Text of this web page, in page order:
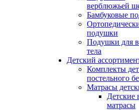
верблюжьей
Бамбуковые
подушки
Подушки для
тела
Детский
Комплекты
постельного
Матрасы
Детские
матрасы